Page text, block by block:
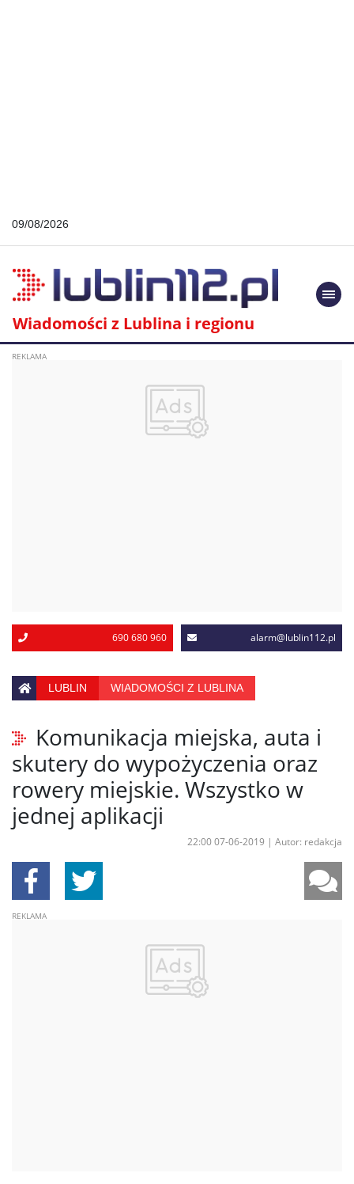
09/08/2026
Wiadomości z Lublina i regionu
690 680 960 alarm@lublin112.pl
LUBLIN WIADOMOŚCI Z LUBLINA
Komunikacja miejska, auta i
skutery do wypożyczenia oraz
rowery miejskie. Wszystko w
jednej aplikacji
22:00 07-06-2019 | Autor: redakcja